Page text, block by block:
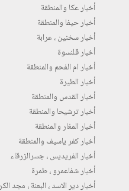
أخبار عكا والمنطقة
أخبار حيفا والمنطقة
أخبار سخنين ، عرابة
أخبار قلنسوة
أخبار ام الفحم والمنطقة
أخبار الطيرة
أخبار القدس والمنطقة
أخبار ترشيحا والمنطقة
أخبار المغار والمنطقة
أخبار كفر ياسيف والمنطقة
أخبار الفريديس ، جسرالزرقاء
أخبار شفاعمرو ، طمرة
أخبار دير الاسد ، البعنة ، مجد